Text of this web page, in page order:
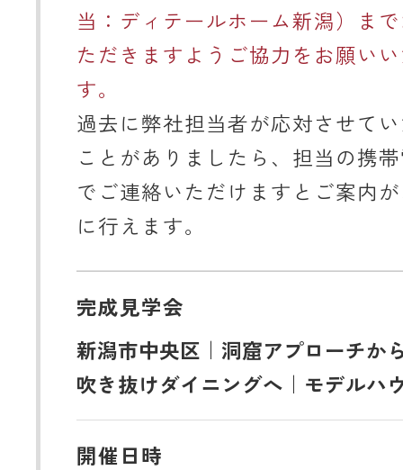
当：ディテールホーム新潟）ま
ただきますようご協力をお願い
す。
過去に弊社担当者が応対させて
ことがありましたら、担当の携
でご連絡いただけますとご案内
に行えます。
完成見学会
新潟市中央区｜洞窟アプローチか
吹き抜けダイニングへ｜モデルハ
開催日時